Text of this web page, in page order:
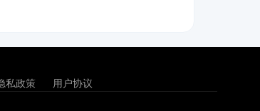
私政策 用户协议